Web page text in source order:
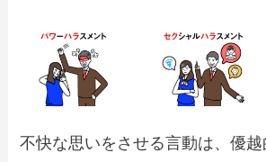
不快な思いをさせる言動は、優